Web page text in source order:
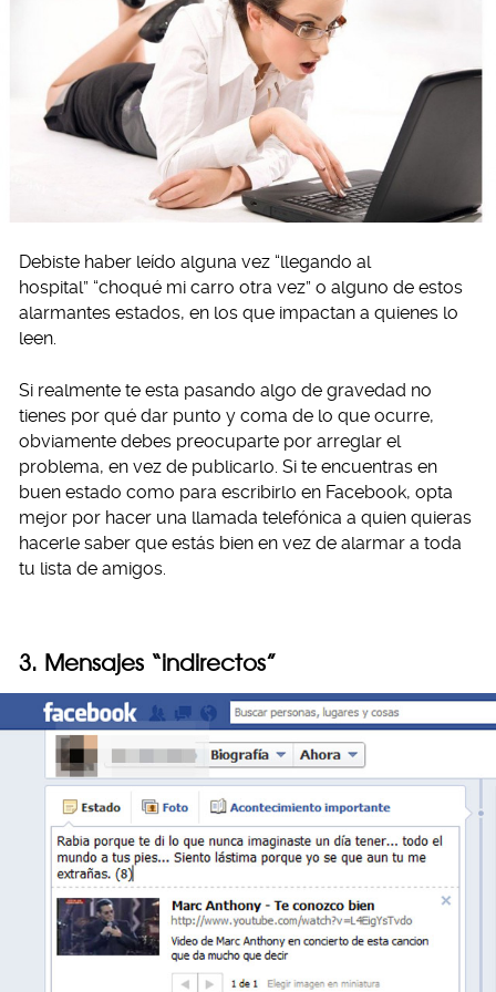
Debiste haber leído alguna vez “llegando al
hospital” “choqué mi carro otra vez” o alguno de estos
alarmantes estados, en los que impactan a quienes lo
leen.
Si realmente te esta pasando algo de gravedad no
tienes por qué dar punto y coma de lo que ocurre,
obviamente debes preocuparte por arreglar el
problema, en vez de publicarlo. Si te encuentras en
buen estado como para escribirlo en Facebook, opta
mejor por hacer una llamada telefónica a quien quieras
hacerle saber que estás bien en vez de alarmar a toda
tu lista de amigos.
3. Mensajes “indirectos”